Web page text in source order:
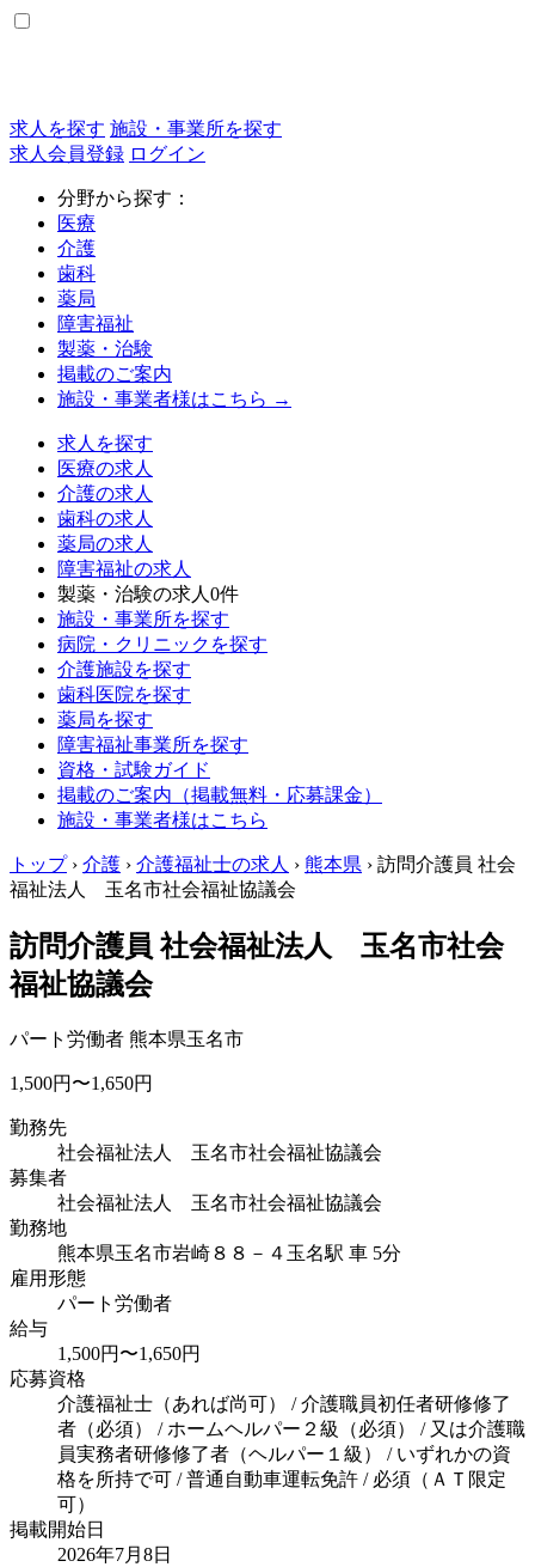
求人を探す 施設・事業所を探す
求人会員登録 ログイン
分野から探す：
医療
介護
歯科
薬局
障害福祉
製薬・治験
掲載のご案内
施設・事業者様はこちら →
求人を探す
医療の求人
介護の求人
歯科の求人
薬局の求人
障害福祉の求人
製薬・治験の求人 0件
施設・事業所を探す
病院・クリニックを探す
介護施設を探す
歯科医院を探す
薬局を探す
障害福祉事業所を探す
資格・試験ガイド
掲載のご案内（掲載無料・応募課金）
施設・事業者様はこちら
トップ › 介護 › 介護福祉士の求人 › 熊本県 › 訪問介護員 社会
福祉法人 玉名市社会福祉協議会
訪問介護員 社会福祉法人 玉名市社会
福祉協議会
パート労働者 熊本県玉名市
1,500円〜1,650円
勤務先
社会福祉法人 玉名市社会福祉協議会
募集者
社会福祉法人 玉名市社会福祉協議会
勤務地
熊本県玉名市岩崎８８－４ 玉名駅 車 5分
雇用形態
パート労働者
給与
1,500円〜1,650円
応募資格
介護福祉士（あれば尚可） / 介護職員初任者研修修了
者（必須） / ホームヘルパー２級（必須） / 又は介護職
員実務者研修修了者（ヘルパー１級） / いずれかの資
格を所持で可 / 普通自動車運転免許 / 必須（ＡＴ限定
可）
掲載開始日
2026年7月8日